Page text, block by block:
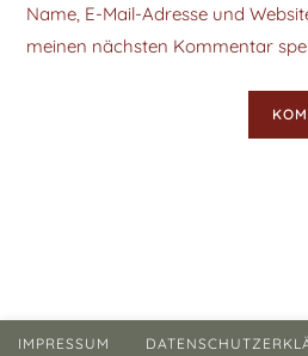
Name, E-Mail-Adresse und
meinen nächsten Kommentar
IMPRESSUM